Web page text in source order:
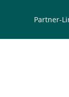
Partner-